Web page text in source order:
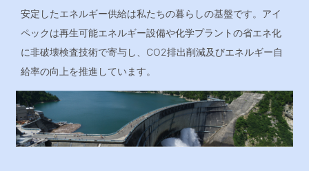
安定したエネルギー供給は私たちの暮らしの基盤です。アイ
ペックは再生可能エネルギー設備や化学プラントの省エネ化
に非破壊検査技術で寄与し、CO2排出削減及びエネルギー自
給率の向上を推進しています。